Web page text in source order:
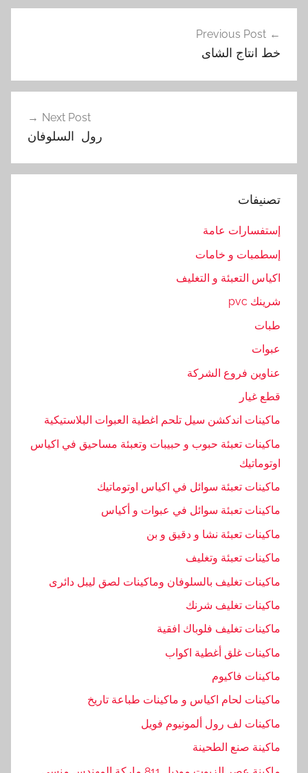
ا
ش
ب
ت
,
غ
ر
ا
المقالات
Previous Post
خط انتاج الشاى
Next Post
رول السلوفان
تصنيفات
إستفسارات عامة
إسطمبات و خامات
اكياس التعبئة و التغليف
شرينك pvc
طبات
عبوات
عناوين فروع الشركة
قطع غيار
ماكينات اندكشن سيل تلحم اغطية العبوات البلاستيكية
ماكينات تعبئة حبوب و حبيبات وتعبئة مساحيق في اكياس
اوتوماتيك
ماكينات تعبئة سوائل في اكياس اوتوماتيك
ماكينات تعبئة سوائل في عبوات و أكياس
ماكينات تعبئة نشا و دقيق و بن
ماكينات تعبئة وتغليف
ماكينات تغليف بالسلوفان وماكينات لصق ليبل دائرى
ماكينات تغليف شرنك
ماكينات تغليف فلوباك افقية
ماكينات غلق أغطية اكواب
ماكينات فاكيوم
ماكينات لحام اكياس و ماكينات طباعة تاريخ
ماكينات لف رول ألمونيوم فويل
ماكينة صنع الطحينة